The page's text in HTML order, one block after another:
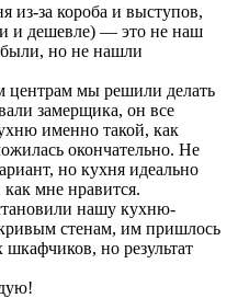
из-за короба и выступов,
и дешевле) — это не наш
но не нашли
центрам мы решили делать
замерщика, он все
именно такой, как
окончательно. Не
но кухня идеально
мне нравится.
нашу кухню-
стенам, им пришлось
но результат